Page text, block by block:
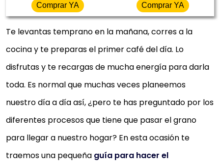
Comprar YA Comprar YA
Te levantas temprano en la mañana, corres a la
cocina y te preparas el primer café del día. Lo
disfrutas y te recargas de mucha energía para darla
toda. Es normal que muchas veces planeemos
nuestro día a día así, ¿pero te has preguntado por los
diferentes procesos que tiene que pasar el grano
para llegar a nuestro hogar? En esta ocasión te
traemos una pequeña guía para hacer el